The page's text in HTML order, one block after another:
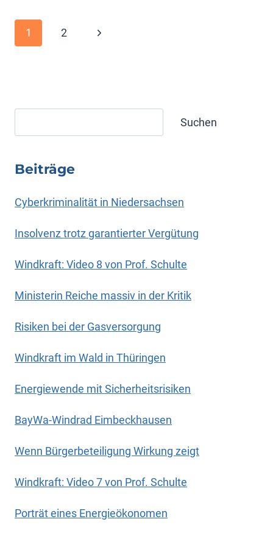
Seitennavigation
1 2
Nächste
Suchen
Beiträge
Cyberkriminalität in Niedersachsen
Insolvenz trotz garantierter Vergütung
Windkraft: Video 8 von Prof. Schulte
Ministerin Reiche massiv in der Kritik
Risiken bei der Gasversorgung
Windkraft im Wald in Thüringen
Energiewende mit Sicherheitsrisiken
BayWa-Windrad Eimbeckhausen
Wenn Bürgerbeteiligung Wirkung zeigt
Windkraft: Video 7 von Prof. Schulte
Porträt eines Energieökonomen